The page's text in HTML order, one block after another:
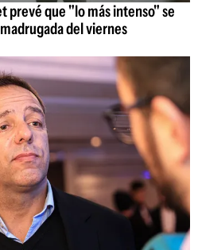
que "lo más intenso" se
del viernes